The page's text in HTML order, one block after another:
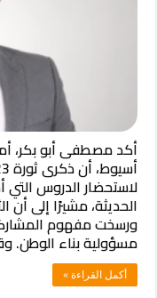
أكد مصطفى أبو بكر،
لاستحضار الدروس
الحديثة، مشيرًا إلى أن
ورسخت مفهوم
مسؤولية بناء الوطن.
أكمل القراءة »